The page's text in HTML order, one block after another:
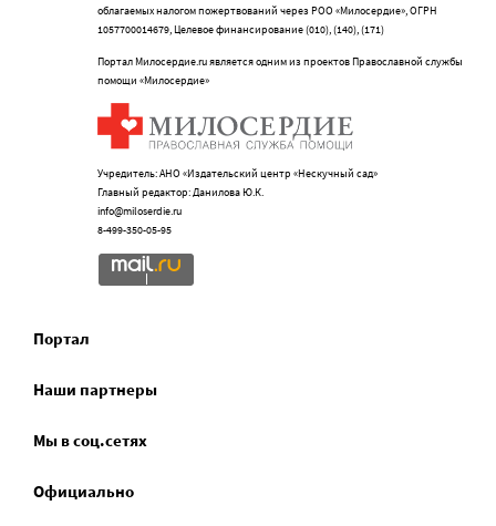
облагаемых налогом пожертвований через РОО «Милосердие», ОГРН
1057700014679, Целевое финансирование (010), (140), (171)
Портал Милосердие.ru является одним из проектов Православной службы
помощи «Милосердие»
Учредитель: АНО «Издательский центр «Нескучный сад»
Главный редактор: Данилова Ю.К.
info@miloserdie.ru
8-499-350-05-95
Портал
Наши партнеры
Мы в соц.сетях
Официально